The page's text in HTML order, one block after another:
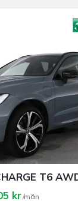
kr/mån